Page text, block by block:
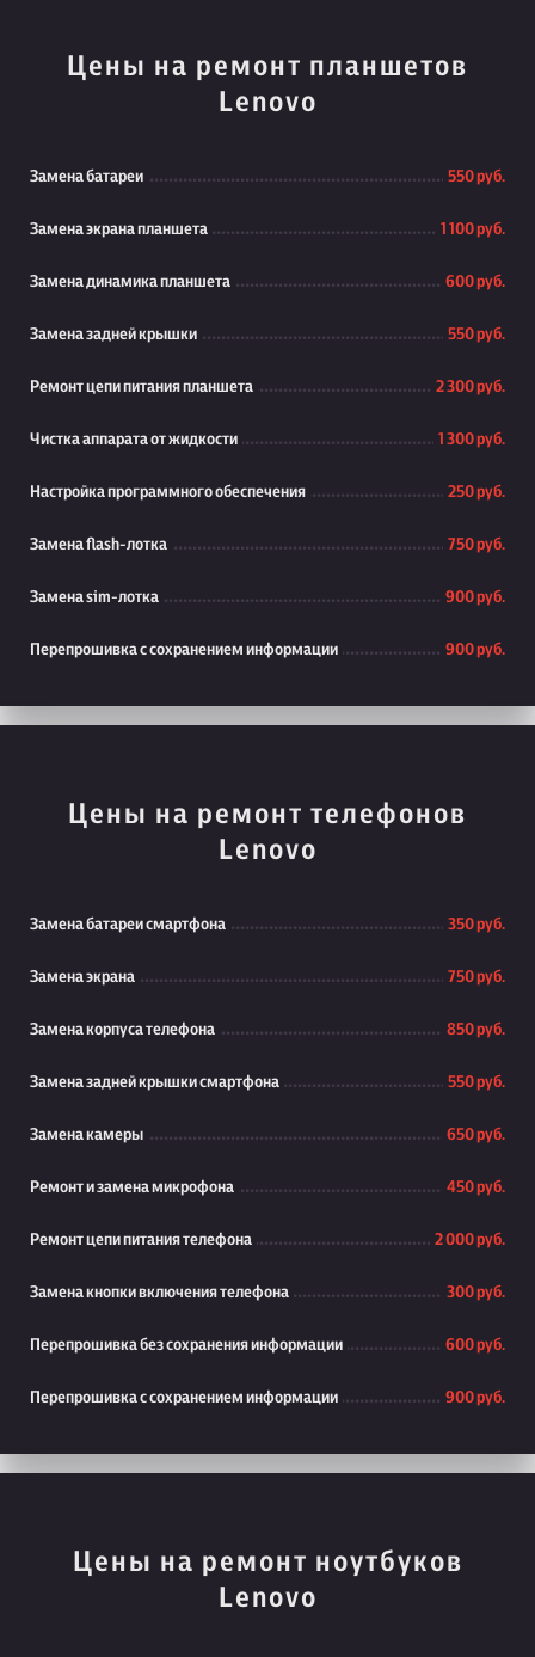
Цены на ремонт планшетов
Lenovo
Замена батареи 550 руб.
Замена экрана планшета 1 100 руб.
Замена динамика планшета 600 руб.
Замена задней крышки 550 руб.
Ремонт цепи питания планшета 2 300 руб.
Чистка аппарата от жидкости 1 300 руб.
Настройка программного обеспечения 250 руб.
Замена flash-лотка 750 руб.
Замена sim-лотка 900 руб.
Перепрошивка с сохранением информации 900 руб.
Цены на ремонт телефонов
Lenovo
Замена батареи смартфона 350 руб.
Замена экрана 750 руб.
Замена корпуса телефона 850 руб.
Замена задней крышки смартфона 550 руб.
Замена камеры 650 руб.
Ремонт и замена микрофона 450 руб.
Ремонт цепи питания телефона 2 000 руб.
Замена кнопки включения телефона 300 руб.
Перепрошивка без сохранения информации 600 руб.
Перепрошивка с сохранением информации 900 руб.
Цены на ремонт ноутбуков
Lenovo